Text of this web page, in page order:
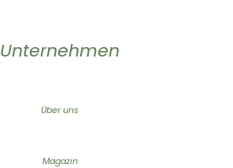
Unternehmen
Über uns
Magazin